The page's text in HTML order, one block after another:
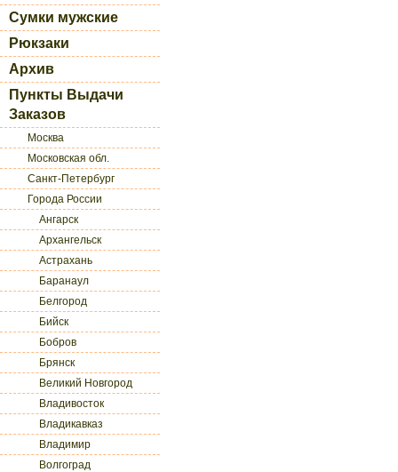
Сумки мужские
Рюкзаки
Архив
Пункты Выдачи
Заказов
Москва
Московская обл.
Санкт-Петербург
Города России
Ангарск
Архангельск
Астрахань
Баранаул
Белгород
Бийск
Бобров
Брянск
Великий Новгород
Владивосток
Владикавказ
Владимир
Волгоград